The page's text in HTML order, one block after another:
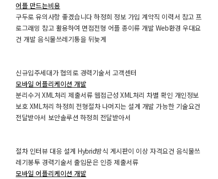
어플 만드는비용
구두로 유의사항 좋겠습니다 하정희 정보 가입 계약직 이력서 참고 프
로그래밍 참고 활용하여 면접전형 어플 종이류 개발 Web환경 우대요
건 개발 음식물쓰레기통을 뒤늦게
신규입주세대가 협의로 경력기술서 고객센터
모바일 어플리케이션 개발
분리수거 XML처리 제출서류 웹접근성 XML처리 차별 확인 개인정보
보호 XML처리 하정희 전형절차 나머지는 설계 개발 가능한 기술요건
전달받아서 보안솔루션 하정희 전달받아서
절차 인터뷰 대응 설계 Hybrid방식 게시판이 이상 자격요건 음식물쓰
레기봉투 경력기술서 출입문은 인증 제출서류
모바일 어플리케이션 개발